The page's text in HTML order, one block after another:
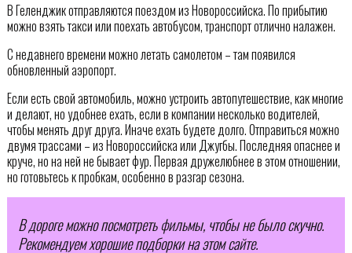
В Геленджик отправляются поездом из Новороссийска. По прибытию
можно взять такси или поехать автобусом, транспорт отлично налажен.
С недавнего времени можно летать самолетом – там появился
обновленный аэропорт.
Если есть свой автомобиль, можно устроить автопутешествие, как многие
и делают, но удобнее ехать, если в компании несколько водителей,
чтобы менять друг друга. Иначе ехать будете долго. Отправиться можно
двумя трассами – из Новороссийска или Джугбы. Последняя опаснее и
круче, но на ней не бывает фур. Первая дружелюбнее в этом отношении,
но готовьтесь к пробкам, особенно в разгар сезона.
В дороге можно посмотреть фильмы, чтобы не было скучно.
Рекомендуем хорошие подборки на этом сайте.